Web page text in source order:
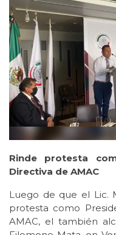
Rinde protesta
Directiva de AMAC
Luego de que el Lic.
protesta como
AMAC, el también